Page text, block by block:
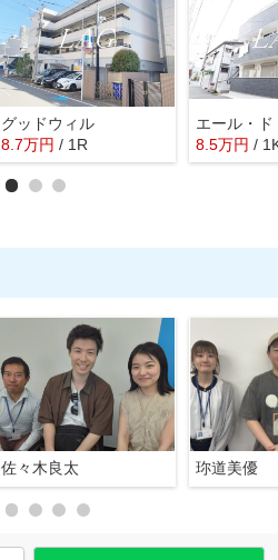
グッドウィル
8.7万円 / 1R 8.5万円 /
佐々木良太 珎道美優